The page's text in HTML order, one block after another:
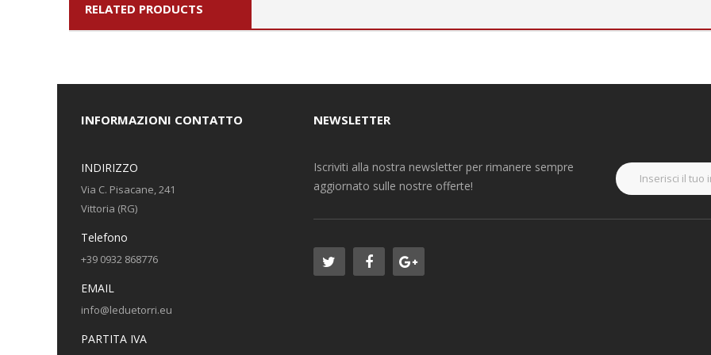
RELATED PRODUCTS
INFORMAZIONI CONTATTO
INDIRIZZO
Via C. Pisacane, 241
Vittoria (RG)
Telefono
+39 0932 868776
EMAIL
info@leduetorri.eu
PARTITA IVA
NEWSLETTER
Iscriviti alla nostra newsletter per rimanere sempre
aggiornato sulle nostre offerte!